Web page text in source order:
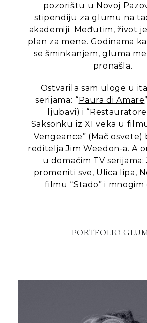
pozorištu u Novoj
stipendiju za glumu na
akademiji. Međutim, život
plan za mene. Godinama
se šminkanjem, gluma
pronašla.
Ostvarila sam uloge u
serijama: “ Paura di Amare
ljubavi) i
Saksonku iz XI veka u
Vengeance” (Mač
reditelja Jim Weedon-a. A
u domaćim TV
promeniti sve, Ulica lipa,
filmu “Stado” i
PORTFOLIO